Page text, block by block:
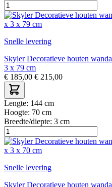
Snelle levering
Skyler Decoratieve houten
3 x 79 cm
€ 185,00 € 215,00
Lengte: 144 cm
Hoogte: 70 cm
Breedte/diepte: 3 cm
Snelle levering
Skyler Decoratieve houten